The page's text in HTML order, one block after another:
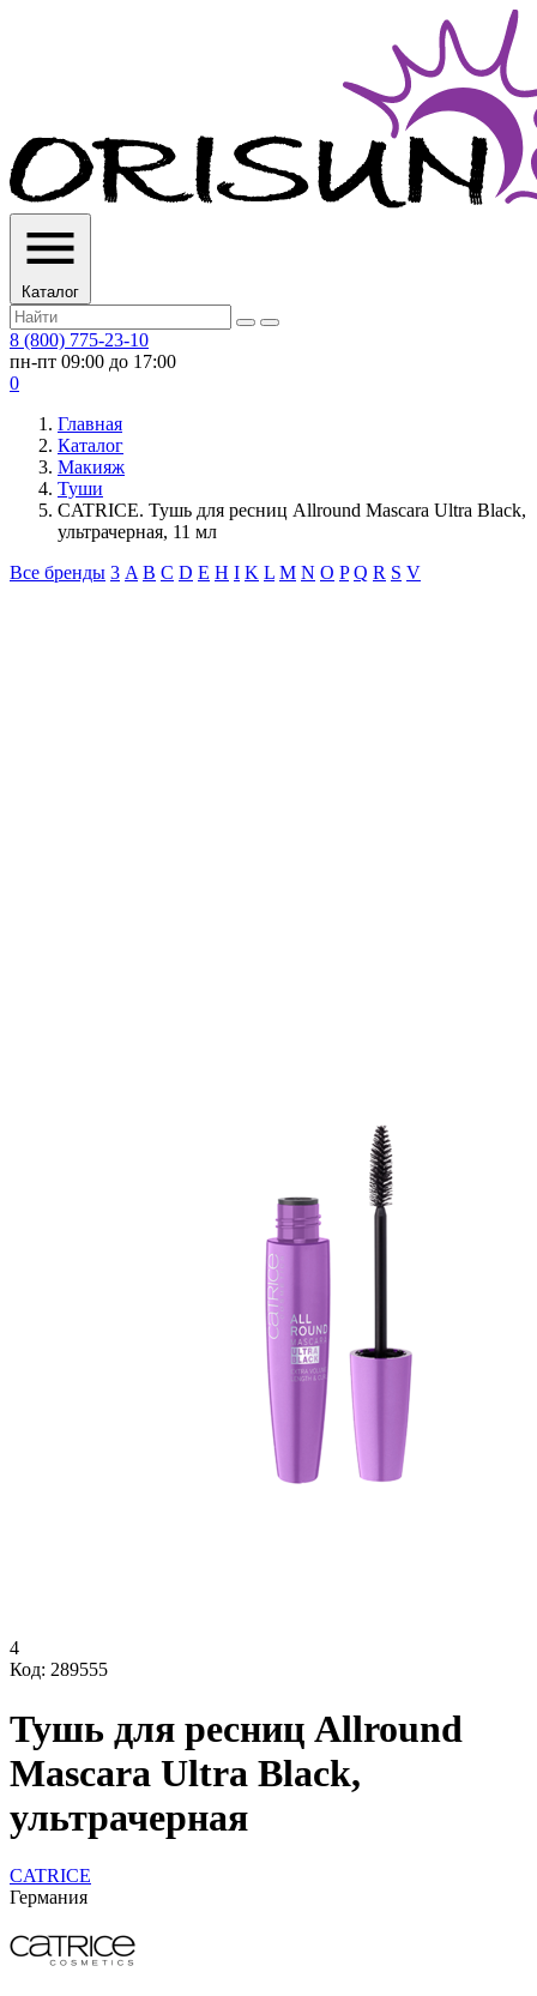
Каталог
8 (800) 775-23-10
пн-пт 09:00 до 17:00
0
Главная
Каталог
Макияж
Туши
CATRICE. Тушь для ресниц Allround Mascara Ultra Black,
ультрачерная, 11 мл
Все бренды 3 A B C D E H I K L M N O P Q R S V
4
Код: 289555
Тушь для ресниц Allround
Mascara Ultra Black,
ультрачерная
CATRICE
Германия